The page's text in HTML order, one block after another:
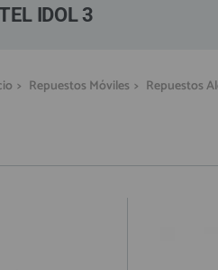
su contraseña?Recordar aquí
IDOL 3
> Repuestos Móviles > Repuestos